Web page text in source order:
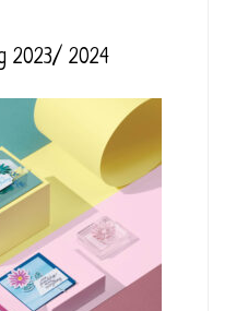
2023/ 2024